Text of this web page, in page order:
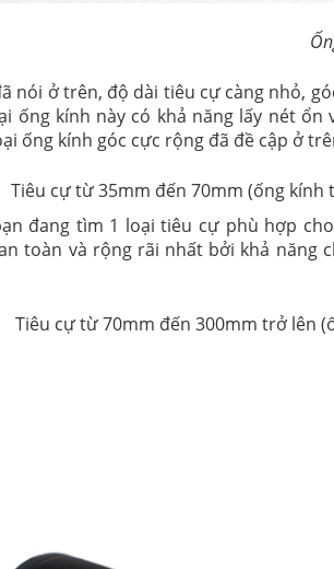
nói ở trên, độ dài tiêu cự càng nhỏ,
ống kính này có khả năng lấy nét
ống kính góc cực rộng đã đề cập ở
Tiêu cự từ 35mm đến 70mm (ống kính
đang tìm 1 loại tiêu cự phù hợp
toàn và rộng rãi nhất bởi khả năng
Tiêu cự từ 70mm đến 300mm trở lên